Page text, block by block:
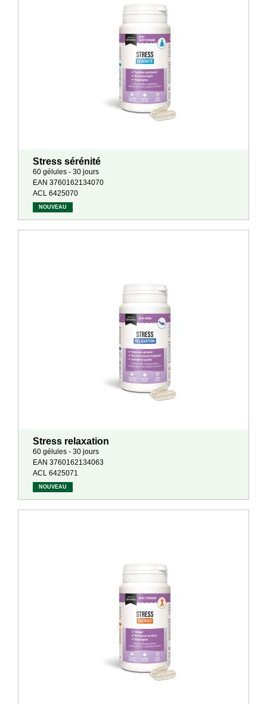
Stress sérénité
60 gélules - 30 jours
EAN 3760162134070
ACL 6425070
NOUVEAU
Stress relaxation
60 gélules - 30 jours
EAN 3760162134063
ACL 6425071
NOUVEAU